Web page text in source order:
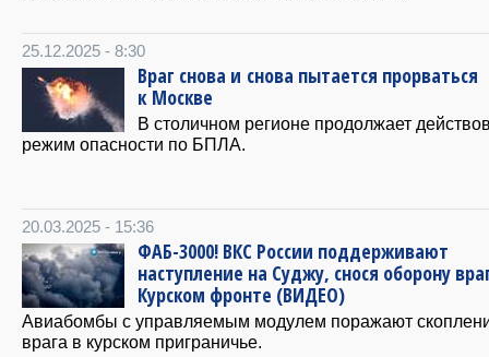
25.12.2025 - 8:30
Враг снова и снова пытается прорваться
к Москве
В столичном регионе продолжает
режим опасности по БПЛА.
20.03.2025 - 15:36
ФАБ-3000! ВКС России поддерживают
наступление на Суджу, снося оборону
Курском фронте (ВИДЕО)
Авиабомбы с управляемым модулем поражают
врага в курском приграничье.